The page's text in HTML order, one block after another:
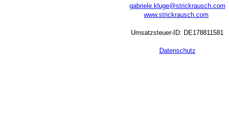
gabriele.kluge@strickrausch.com
www.strickrausch.com
Umsatzsteuer-ID: DE178811581
Datenschutz